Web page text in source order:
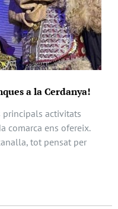
a la Cerdanya!
principals activitats
comarca ens ofereix.
tot pensat per